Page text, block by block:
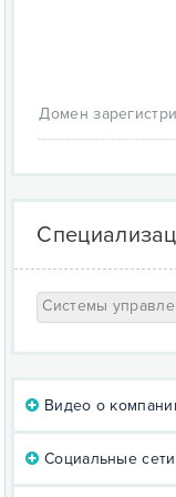
вывод
помощью
символьные
также
контента;
раздельные
виртуальных
собственные
Домен
Системы
Видео о
Социальные сети